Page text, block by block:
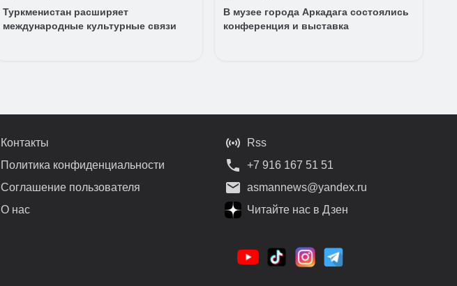
Туркменистан расширяет
международные культурные связи
В музее города Аркадага состоялись
конференция и выставка
Контакты
Политика конфиденциальности
Соглашение пользователя
О нас
Rss
+7 916 167 51 51
asmannews@yandex.ru
Читайте нас в Дзен